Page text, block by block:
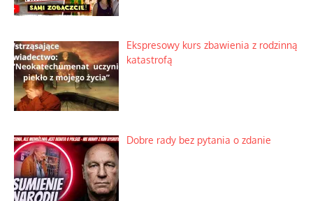
Ekspresowy kurs zbawienia z rodzinną
katastrofą
Dobre rady bez pytania o zdanie